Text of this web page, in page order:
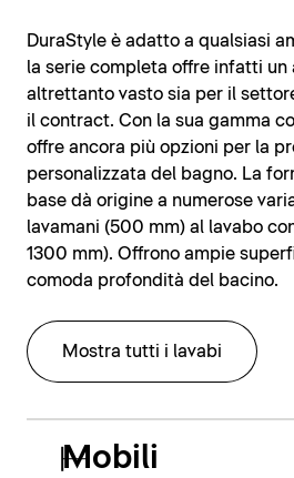
DuraStyle è adatto a qualsiasi
la serie completa offre infatti un
altrettanto vasto sia per il
il contract. Con la sua gamma
offre ancora più opzioni per la
personalizzata del bagno. La
base dà origine a numerose
lavamani (500 mm) al lavabo
1300 mm). Offrono ampie
comoda profondità del bacino.
Mostra tutti i lavabi
Mobili